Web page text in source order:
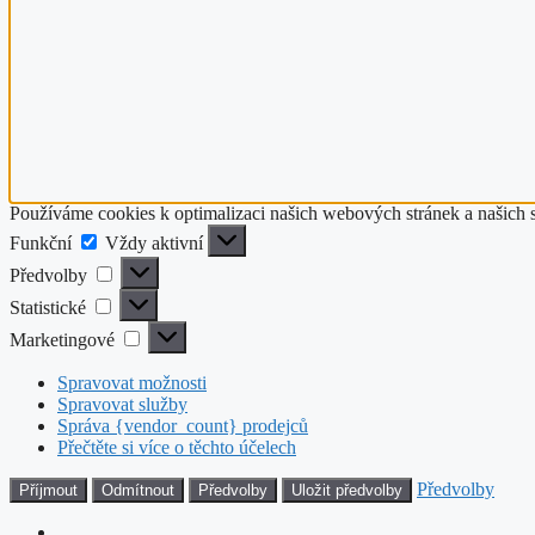
Používáme cookies k optimalizaci našich webových stránek a našich
Funkční
Funkční
Vždy aktivní
Předvolby
Předvolby
Statistické Statistické
Marketingové Marketingové
Spravovat možnosti
Spravovat služby
Správa {vendor_count} prodejců
Přečtěte si více o těchto účelech
Příjmout Odmítnout Předvolby Uložit předvolby Předvolby